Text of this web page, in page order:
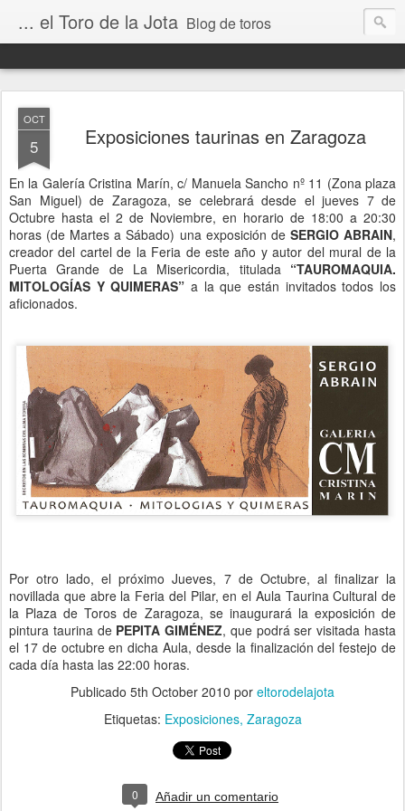
... el Toro de la Jota Blog de toros
OCT
5 Exposiciones taurinas en Zaragoza
En la Galería Cristina Marín, c/ Manuela Sancho nº 11 (Zona plaza
San Miguel) de Zaragoza, se celebrará desde el jueves 7 de
Octubre hasta el 2 de Noviembre, en horario de 18:00 a 20:30
horas (de Martes a Sábado) una exposición de SERGIO ABRAIN,
creador del cartel de la Feria de este año y autor del mural de la
Puerta Grande de La Misericordia, titulada “TAUROMAQUIA.
MITOLOGÍAS Y QUIMERAS” a la que están invitados todos los
aficionados.
Por otro lado, el próximo Jueves, 7 de Octubre, al finalizar la
novillada que abre la Feria del Pilar, en el Aula Taurina Cultural de
la Plaza de Toros de Zaragoza, se inaugurará la exposición de
pintura taurina de PEPITA GIMÉNEZ, que podrá ser visitada hasta
el 17 de octubre en dicha Aula, desde la finalización del festejo de
cada día hasta las 22:00 horas.
Publicado 5th October 2010 por eltorodelajota
Etiquetas: Exposiciones Zaragoza
0 Añadir un comentario